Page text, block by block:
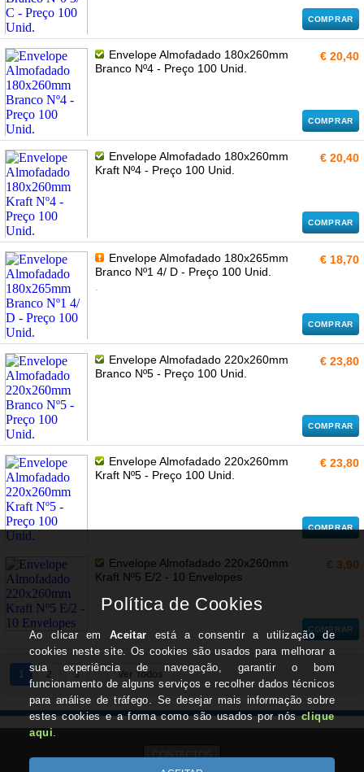
COMPRAR
Envelope Almofadado 180x260mm
Branco Nº4 - Preço 100 Unid.
€ 20,40
COMPRAR
Envelope Almofadado 180x260mm
Kraft Nº4 - Preço 100 Unid.
€ 20,40
COMPRAR
Envelope Almofadado 180x265mm
Branco Nº1 4/ D - Preço 100 Unid.
.
€ 18,70
COMPRAR
Envelope Almofadado 220x260mm
Branco Nº5 - Preço 100 Unid.
€ 23,80
COMPRAR
Envelope Almofadado 220x260mm
Kraft Nº5 - Preço 100 Unid.
€ 23,80
COMPRAR
Envelope Almofadado 220x260mm
Kraft Nº5 E/2 - 10 Envelopes
€ 3,90
COMPRAR
1 2 3 Ver Todos
CONTACTOS